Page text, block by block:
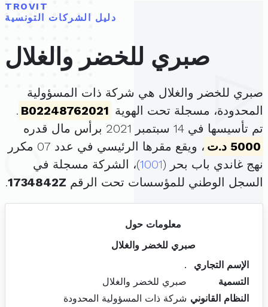
TROVIT
دليل الشركات التونسية
صبري للخضر والغلال
صبري للخضر والغلال هي شركة ذات المسؤولية
المحدودة، مسجلة تحت الهوية B02248762021
.
تم تأسيسها في 14 سبتمبر 2021 برأس مال قدره
5000 د.ت
، ويقع مقرها الرئيسي في عدد 07 مكرر
نهج غاندي باب بحر (1001)، الشركة مسجلة في
السجل الوطني للمؤسسات تحت الرقم 1734842Z
.
معلومات حول
صبري للخضر والغلال
الإسم التجاري
.
التسمية
صبري للخضر والغلال
النظام القانوني شركة ذات المسؤولية المحدودة